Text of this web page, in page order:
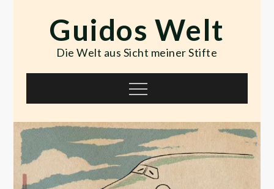
contentGuidos Welt
Die Welt aus Sicht meiner Stifte
Menu